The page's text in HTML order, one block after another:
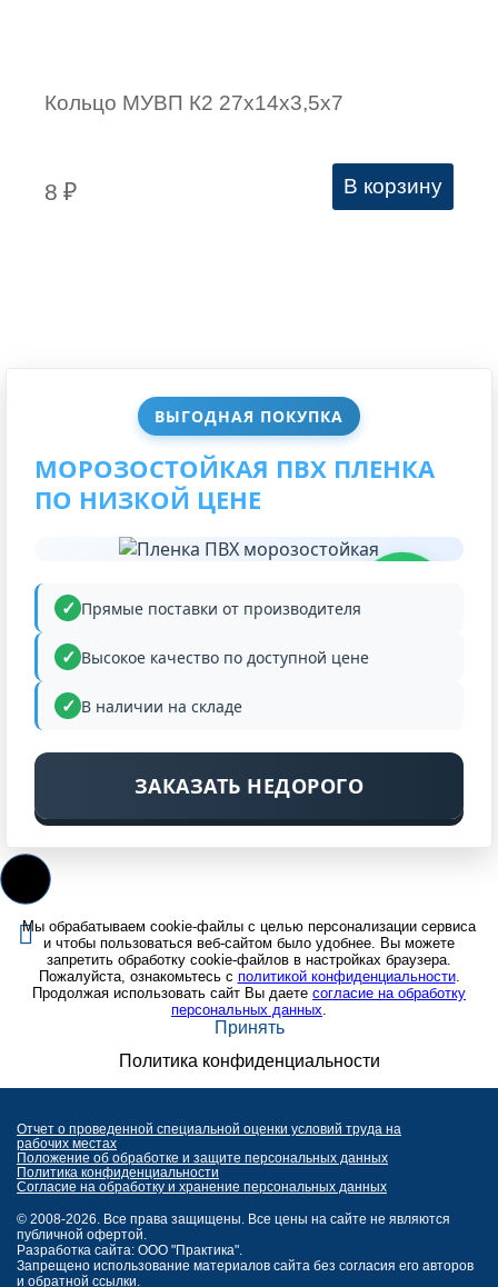
ВЫГОДНАЯ ПОКУПКА
МОРОЗОСТОЙКАЯ ПВХ ПЛЕНКА
ПО НИЗКОЙ ЦЕНЕ
Прямые поставки от производителя
Высокое качество по доступной цене
В наличии на складе
ЗАКАЗАТЬ НЕДОРОГО
Кольцо МУВП К2 27х14х3,5х7
8 ₽ В корзину
Мы обрабатываем cookie-файлы с целью персонализации сервиса
и чтобы пользоваться веб-сайтом было удобнее. Вы можете
запретить обработку cookie-файлов в настройках браузера.
Пожалуйста, ознакомьтесь с политикой конфиденциальности.
Продолжая использовать сайт Вы даете согласие на обработку
персональных данных.
Принять
Политика конфиденциальности
Отчет о проведенной специальной оценки условий труда на
рабочих местах
Положение об обработке и защите персональных данных
Политика конфиденциальности
Согласие на обработку и хранение персональных данных
© 2008-2026. Все права защищены. Все цены на сайте не являются
публичной офертой.
Разработка сайта: ООО "Практика".
Запрещено использование материалов сайта без согласия его авторов
и обратной ссылки.